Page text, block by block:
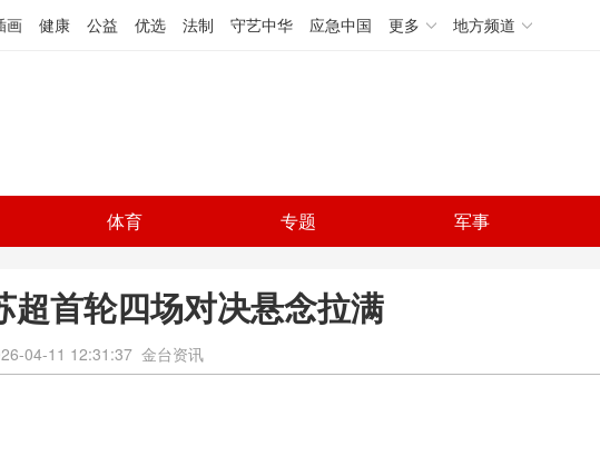
画 健康 公益 优选 法制 守艺中华 应急中国 更多 地方频道
体育 专题 军事
超首轮四场对决悬念拉满
04-11 12:31:37 金台资讯